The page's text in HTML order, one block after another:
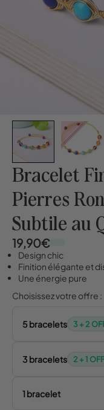
Bracelet
Pierres
Subtile au
19,90€
Design chic
Finition élégante et
Une énergie pure
Choisissez votre offre :
5 bracelets 3 + 2
3 bracelets 2 + 1
1 bracelet